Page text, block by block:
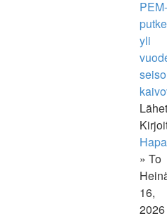
PEM-
yli
» To
16,
2026